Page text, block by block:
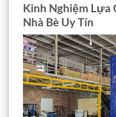
Kinh Nghiệm Lựa
Nhà Bè Uy Tín